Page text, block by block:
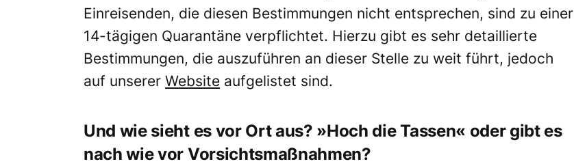
Einreisenden, die diesen Bestimmungen nicht entsprechen, sind zu einer
14-tägigen Quarantäne verpflichtet. Hierzu gibt es sehr detaillierte
Bestimmungen, die auszuführen an dieser Stelle zu weit führt, jedoch
auf unserer Website aufgelistet sind.
Und wie sieht es vor Ort aus? »Hoch die Tassen« oder gibt es
nach wie vor Vorsichtsmaßnahmen?